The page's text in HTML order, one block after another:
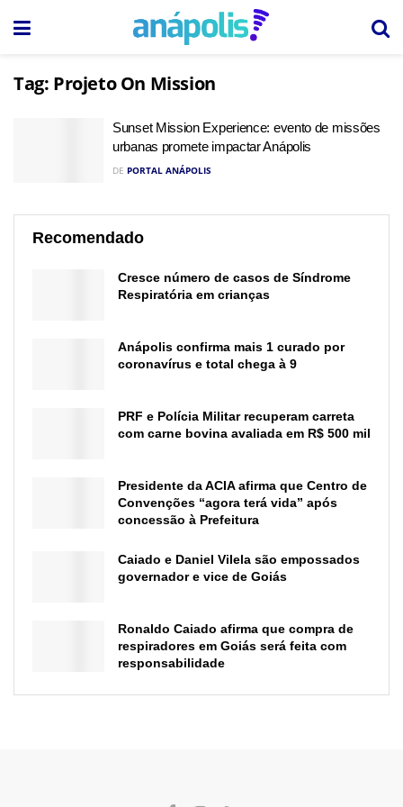
Tag: Projeto On Mission
Sunset Mission Experience: evento de missões
urbanas promete impactar Anápolis
DE PORTAL ANÁPOLIS
Recomendado
Cresce número de casos de Síndrome
Respiratória em crianças
Anápolis confirma mais 1 curado por
coronavírus e total chega à 9
PRF e Polícia Militar recuperam carreta
com carne bovina avaliada em R$ 500 mil
Presidente da ACIA afirma que Centro de
Convenções “agora terá vida” após
concessão à Prefeitura
Caiado e Daniel Vilela são empossados
governador e vice de Goiás
Ronaldo Caiado afirma que compra de
respiradores em Goiás será feita com
responsabilidade